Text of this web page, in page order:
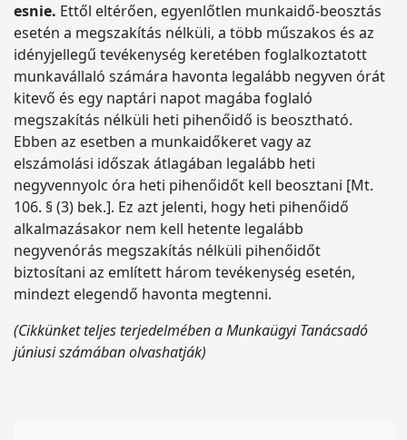
esnie. Ettől eltérően, egyenlőtlen munkaidő-beosztás
esetén a megszakítás nélküli, a több műszakos és az
idényjellegű tevékenység keretében foglalkoztatott
munkavállaló számára havonta legalább negyven órát
kitevő és egy naptári napot magába foglaló
megszakítás nélküli heti pihenőidő is beosztható.
Ebben az esetben a munkaidőkeret vagy az
elszámolási időszak átlagában legalább heti
negyvennyolc óra heti pihenőidőt kell beosztani [Mt.
106. § (3) bek.]. Ez azt jelenti, hogy heti pihenőidő
alkalmazásakor nem kell hetente legalább
negyvenórás megszakítás nélküli pihenőidőt
biztosítani az említett három tevékenység esetén,
mindezt elegendő havonta megtenni.
(Cikkünket teljes terjedelmében a Munkaügyi Tanácsadó
júniusi számában olvashatják)